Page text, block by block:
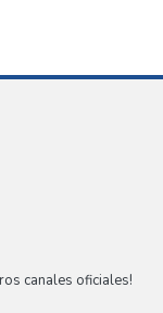
canales oficiales!